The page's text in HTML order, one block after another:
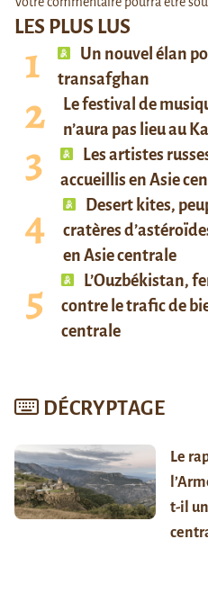
LES PLUS LUS
Un nouvel élan
transafghan
Le festival de
n’aura pas lieu au
Les artistes
accueillis en Asie
Desert kites,
cratères
en Asie centrale
L’Ouzbékistan,
contre le trafic de
centrale
DÉCRYPTAGE
Le
t-il